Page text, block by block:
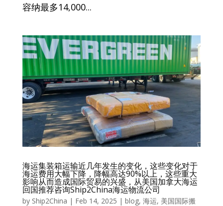
容纳最多14,000...
海运集装箱运输近几年发生的变化，这些变化对于
海运费用大幅下降，降幅高达90%以上，这些重大
影响从而造成国际贸易的兴盛，从美国加拿大海运
回国推荐咨询Ship2China海运物流公司
by Ship2China | Feb 14, 2025 | blog, 海运, 美国国际搬